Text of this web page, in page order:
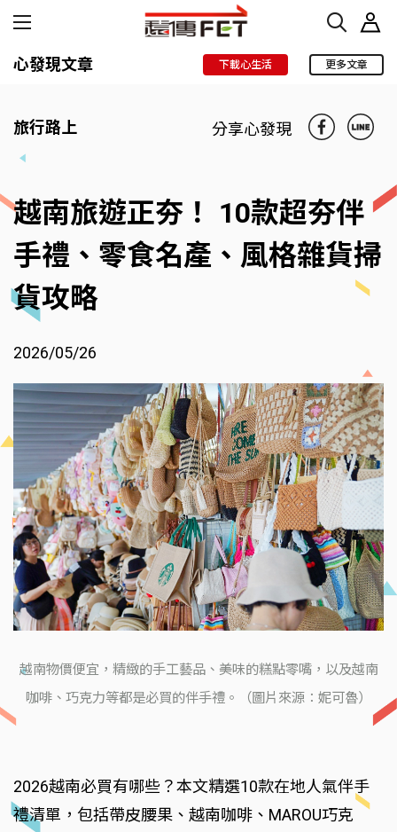
心發現文章 下載心生活 更多文章
旅行路上 分享心發現
越南旅遊正夯！ 10款超夯伴
手禮、零食名產、風格雜貨掃
貨攻略
2026/05/26
越南物價便宜，精緻的手工藝品、美味的糕點零嘴，以及越南
咖啡、巧克力等都是必買的伴手禮。（圖片來源：妮可魯）
2026越南必買有哪些？本文精選10款在地人氣伴手
禮清單，包括帶皮腰果、越南咖啡、MAROU巧克